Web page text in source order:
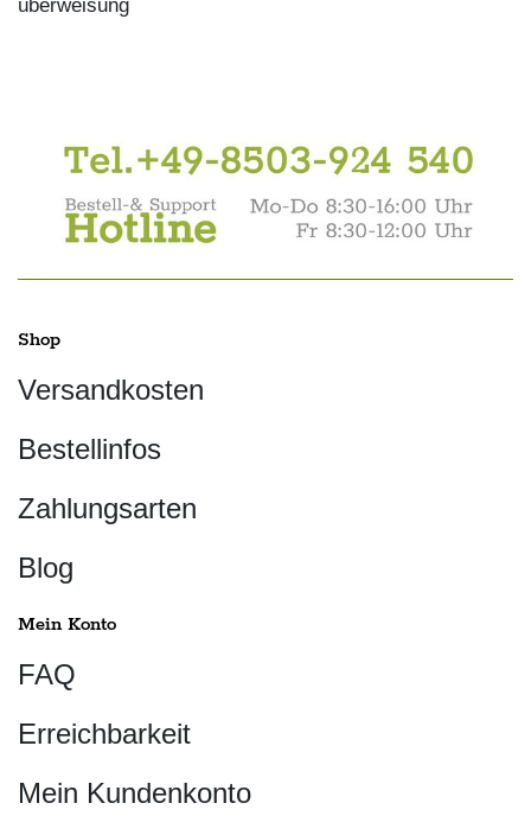
Shop
Versandkosten
Bestellinfos
Zahlungsarten
Blog
Mein Konto
FAQ
Erreichbarkeit
Mein Kundenkonto